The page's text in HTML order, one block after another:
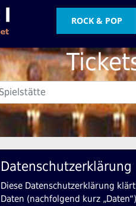
ROCK & POP
Datenschutzerklärung
Diese Datenschutzerklärung
Daten (nachfolgend kurz